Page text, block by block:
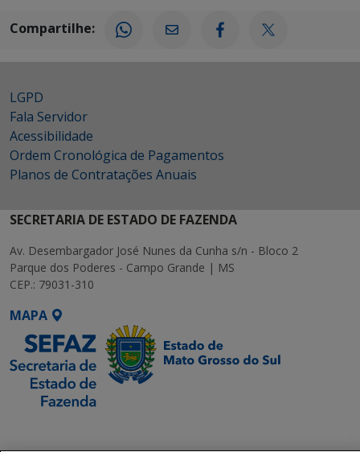
Compartilhe:
LGPD
Fala Servidor
Acessibilidade
Ordem Cronológica de Pagamentos
Planos de Contratações Anuais
SECRETARIA DE ESTADO DE FAZENDA
Av. Desembargador José Nunes da Cunha s/n - Bloco 2
Parque dos Poderes - Campo Grande | MS
CEP.: 79031-310
MAPA